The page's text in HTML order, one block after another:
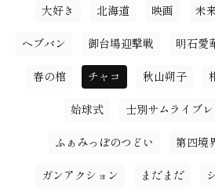
大好き 北海道 映画 未
ヘブバン 御台場迎撃戦 明石愛
春の棺 チャコ 秋山朔子
始球式 士別サムライブ
ふぁみっぽのつどい 第四境
ガンアクション まだまだ